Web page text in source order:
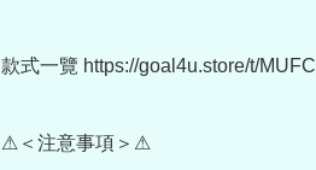
款式一覽 https://goal4u.store/t/MUFC
⚠＜注意事項＞⚠